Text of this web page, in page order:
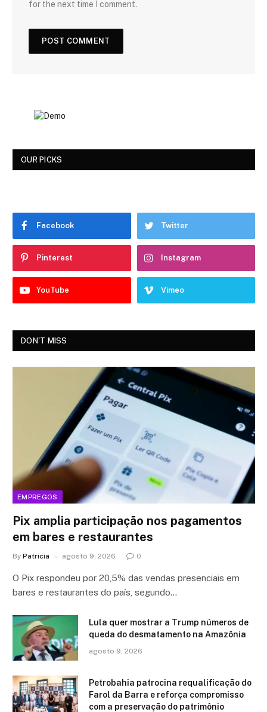
for the next time I comment.
OUR PICKS
Facebook Twitter
Pinterest Instagram
YouTube Vimeo
DON'T MISS
EMPREGOS
Pix amplia participação nos pagamentos
em bares e restaurantes
By Patricia agosto 9, 2026 0
O Pix respondeu por 20,5% das vendas presenciais em
bares e restaurantes do país, segundo…
Lula quer mostrar a Trump números de
queda do desmatamento na Amazônia
agosto 9, 2026
Petrobahia patrocina requalificação do
Farol da Barra e reforça compromisso
com a preservação do patrimônio